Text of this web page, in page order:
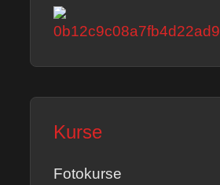
Kurse
Fotokurse